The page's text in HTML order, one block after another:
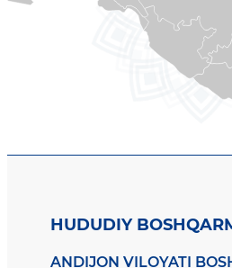
HUDUDIY
ANDIJON VILOYATI